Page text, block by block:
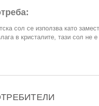
сол се използва като
в кристалите, тази сол не